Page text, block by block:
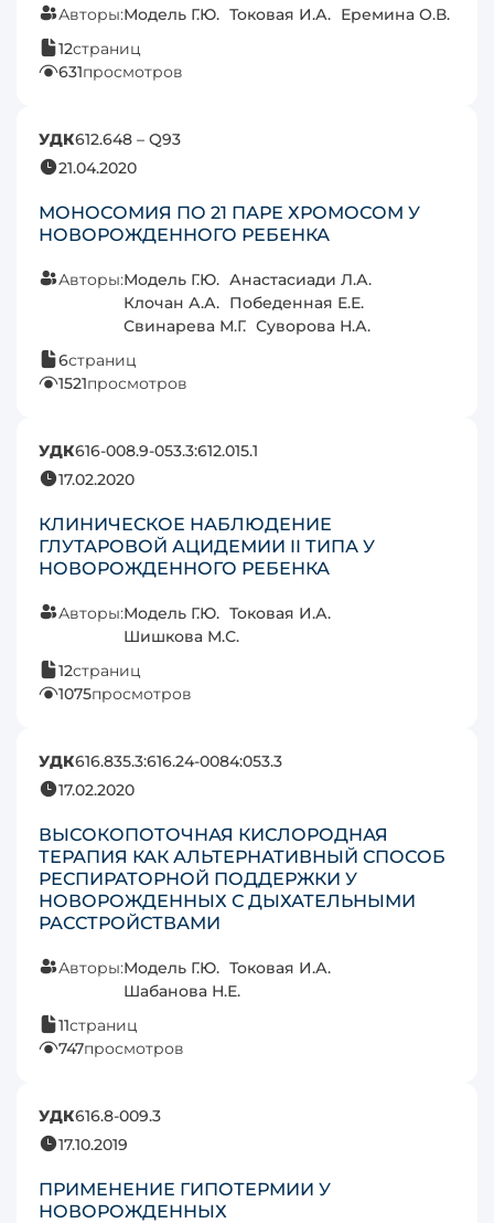
Авторы:Модель Г.Ю. Токовая И.А. Еремина О.В.
12страниц
631просмотров
УДК612.648 – Q93
21.04.2020
МОНОСОМИЯ ПО 21 ПАРЕ ХРОМОСОМ У
НОВОРОЖДЕННОГО РЕБЕНКА
Авторы:Модель Г.Ю. Анастасиади Л.А.
Клочан А.А. Победенная Е.Е.
Свинарева М.Г. Суворова Н.А.
6страниц
1521просмотров
УДК616-008.9-053.3:612.015.1
17.02.2020
КЛИНИЧЕСКОЕ НАБЛЮДЕНИЕ
ГЛУТАРОВОЙ АЦИДЕМИИ II ТИПА У
НОВОРОЖДЕННОГО РЕБЕНКА
Авторы:Модель Г.Ю. Токовая И.А.
Шишкова М.С.
12страниц
1075просмотров
УДК616.835.3:616.24-0084:053.3
17.02.2020
ВЫСОКОПОТОЧНАЯ КИСЛОРОДНАЯ
ТЕРАПИЯ КАК АЛЬТЕРНАТИВНЫЙ СПОСОБ
РЕСПИРАТОРНОЙ ПОДДЕРЖКИ У
НОВОРОЖДЕННЫХ С ДЫХАТЕЛЬНЫМИ
РАССТРОЙСТВАМИ
Авторы:Модель Г.Ю. Токовая И.А.
Шабанова Н.Е.
11страниц
747просмотров
УДК616.8-009.3
17.10.2019
ПРИМЕНЕНИЕ ГИПОТЕРМИИ У
НОВОРОЖДЕННЫХ